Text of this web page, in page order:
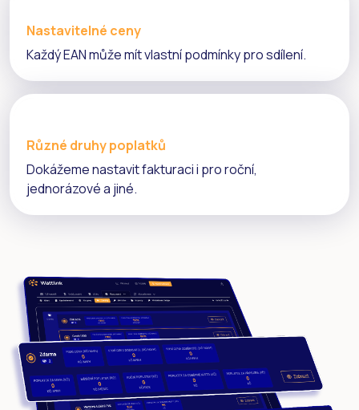
Nastavitelné ceny
Každý EAN může mít vlastní podmínky pro sdílení.
Různé druhy poplatků
Dokážeme nastavit fakturaci i pro roční,
jednorázové a jiné.